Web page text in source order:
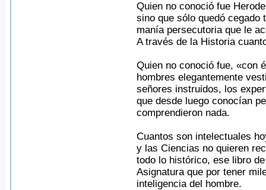
Quien no conoció fue
sino que sólo quedó
manía persecutoria que le
A través de la Historia
Quien no conoció fue, «con
hombres elegantemente
señores instruidos, los
que desde luego conocían
comprendieron nada.
Cuantos son intelectuales
y las Ciencias no quieren
todo lo histórico, ese libro
Asignatura que por tener
inteligencia del hombre.